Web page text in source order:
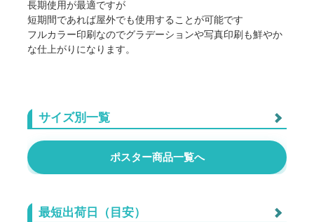
長期使用が最適ですが
短期間であれば屋外でも使用することが可能です
フルカラー印刷なのでグラデーションや写真印刷も鮮やか
な仕上がりになります。
サイズ別一覧
ポスター商品一覧へ
最短出荷日（目安）